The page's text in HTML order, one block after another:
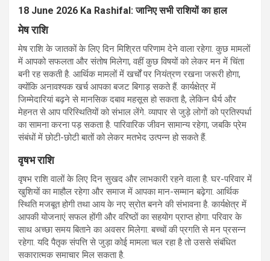
18 June 2026 Ka Rashifal: जानिए सभी राशियों का हाल
मेष राशि
मेष राशि के जातकों के लिए दिन मिश्रित परिणाम देने वाला रहेगा. कुछ मामलों
में आपको सफलता और संतोष मिलेगा, वहीं कुछ विषयों को लेकर मन में चिंता
बनी रह सकती है. आर्थिक मामलों में खर्चों पर नियंत्रण रखना जरूरी होगा,
क्योंकि अनावश्यक खर्च आपका बजट बिगाड़ सकते हैं. कार्यक्षेत्र में
जिम्मेदारियां बढ़ने से मानसिक दबाव महसूस हो सकता है, लेकिन धैर्य और
मेहनत से आप परिस्थितियों को संभाल लेंगे. व्यापार से जुड़े लोगों को प्रतिस्पर्धा
का सामना करना पड़ सकता है. पारिवारिक जीवन सामान्य रहेगा, जबकि प्रेम
संबंधों में छोटी-छोटी बातों को लेकर मतभेद उत्पन्न हो सकते हैं.
वृषभ राशि
वृषभ राशि वालों के लिए दिन सुखद और लाभकारी रहने वाला है. घर-परिवार में
खुशियों का माहौल रहेगा और समाज में आपका मान-सम्मान बढ़ेगा. आर्थिक
स्थिति मजबूत होगी तथा आय के नए स्रोत बनने की संभावना है. कार्यक्षेत्र में
आपकी योजनाएं सफल होंगी और वरिष्ठों का सहयोग प्राप्त होगा. परिवार के
साथ अच्छा समय बिताने का अवसर मिलेगा. बच्चों की प्रगति से मन प्रसन्न
रहेगा. यदि पैतृक संपत्ति से जुड़ा कोई मामला चल रहा है तो उससे संबंधित
सकारात्मक समाचार मिल सकता है.